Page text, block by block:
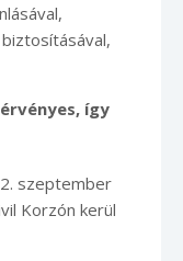
így
szeptember
Korzón kerül